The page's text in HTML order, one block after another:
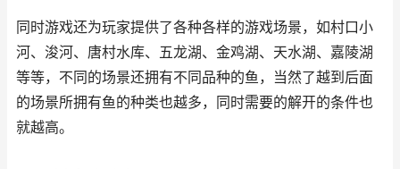
同时游戏还为玩家提供了各种各样的游戏场景，如村口小
河、浚河、唐村水库、五龙湖、金鸡湖、天水湖、嘉陵湖
等等，不同的场景还拥有不同品种的鱼，当然了越到后面
的场景所拥有鱼的种类也越多，同时需要的解开的条件也
就越高。